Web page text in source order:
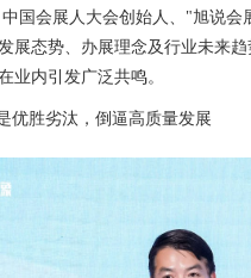
中国会展人大会创始人、"旭说
展态势、办展理念及行业未来
业内引发广泛共鸣。
优胜劣汰，倒逼高质量发展